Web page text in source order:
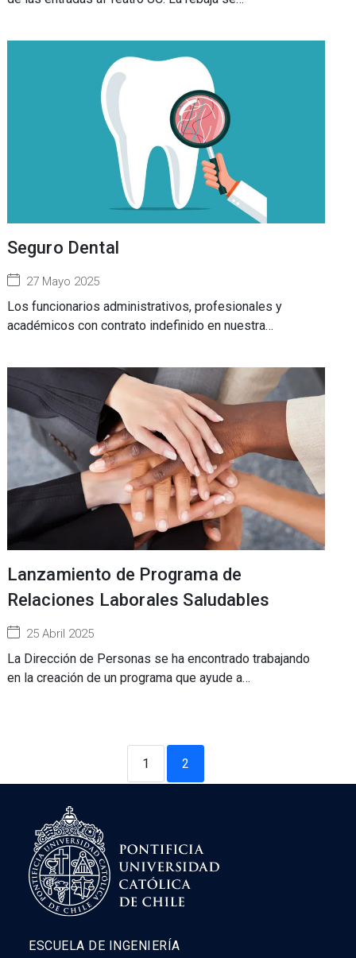
Seguro Dental
27 Mayo 2025
Los funcionarios administrativos, profesionales y
académicos con contrato indefinido en nuestra…
Lanzamiento de Programa de
Relaciones Laborales Saludables
25 Abril 2025
La Dirección de Personas se ha encontrado trabajando
en la creación de un programa que ayude a…
1 2
ESCUELA DE INGENIERÍA